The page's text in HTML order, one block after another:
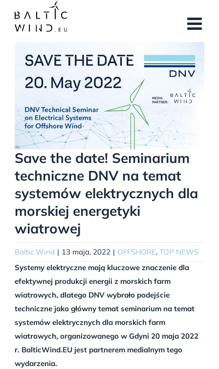
zawartości
większy
obrazek
Save the date! Seminarium
techniczne DNV na temat
systemów elektrycznych dla
morskiej energetyki
wiatrowej
Baltic Wind | 13 maja, 2022 | OFFSHORE, TOP NEWS
Systemy elektryczne mają kluczowe znaczenie dla
efektywnej produkcji energii z morskich farm
wiatrowych, dlatego DNV wybrało podejście
techniczne jako główny temat seminarium na temat
systemów elektrycznych dla morskich farm
wiatrowych, organizowanego w Gdyni 20 maja 2022
r. BalticWind.EU jest partnerem medialnym tego
wydarzenia.